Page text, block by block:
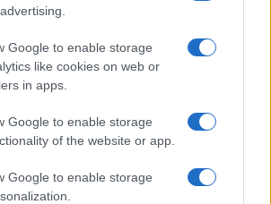
Google to enable storage
like cookies on web or
in apps.
Google to enable storage
of the website or app.
Google to enable storage
leggere